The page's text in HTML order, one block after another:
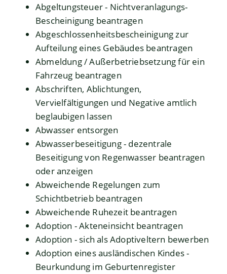
Abgeltungsteuer - Nichtveranlagungs-
Bescheinigung beantragen
Abgeschlossenheitsbescheinigung zur
Aufteilung eines Gebäudes beantragen
Abmeldung / Außerbetriebsetzung für ein
Fahrzeug beantragen
Abschriften, Ablichtungen,
Vervielfältigungen und Negative amtlich
beglaubigen lassen
Abwasser entsorgen
Abwasserbeseitigung - dezentrale
Beseitigung von Regenwasser beantragen
oder anzeigen
Abweichende Regelungen zum
Schichtbetrieb beantragen
Abweichende Ruhezeit beantragen
Adoption - Akteneinsicht beantragen
Adoption - sich als Adoptiveltern bewerben
Adoption eines ausländischen Kindes -
Beurkundung im Geburtenregister